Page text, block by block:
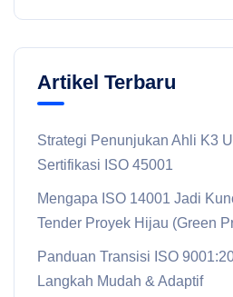
Artikel Terbaru
Strategi Penunjukan Ahli K3
Sertifikasi ISO 45001
Mengapa ISO 14001 Jadi
Tender Proyek Hijau (Green
Panduan Transisi ISO
Langkah Mudah & Adaptif